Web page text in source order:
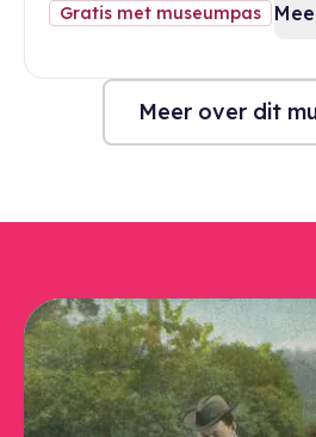
Gratis met museumpas
Meer over dit